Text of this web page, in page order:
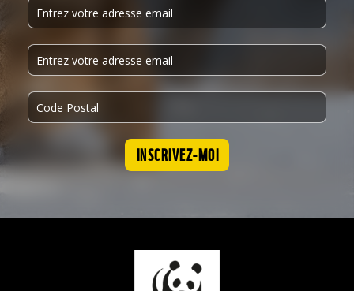
INSCRIVEZ-MOI